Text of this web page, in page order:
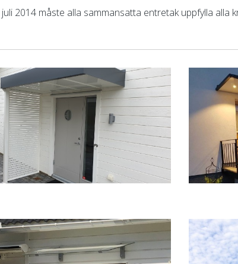
2014 måste alla sammansatta entretak uppfylla alla